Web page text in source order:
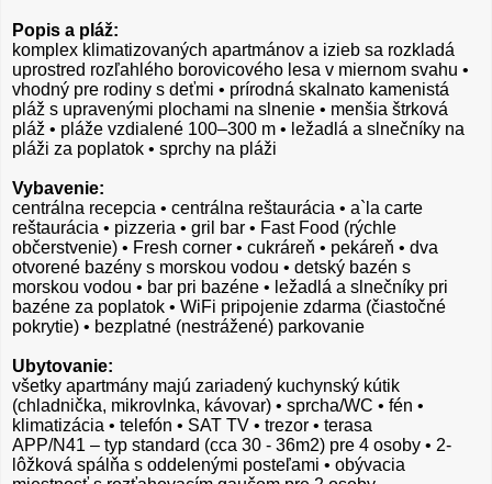
Popis a pláž:
komplex klimatizovaných apartmánov a izieb sa rozkladá
uprostred rozľahlého borovicového lesa v miernom svahu •
vhodný pre rodiny s deťmi • prírodná skalnato kamenistá
pláž s upravenými plochami na slnenie • menšia štrková
pláž • pláže vzdialené 100–300 m • ležadlá a slnečníky na
pláži za poplatok • sprchy na pláži
Vybavenie:
centrálna recepcia • centrálna reštaurácia • a`la carte
reštaurácia • pizzeria • gril bar • Fast Food (rýchle
občerstvenie) • Fresh corner • cukráreň • pekáreň • dva
otvorené bazény s morskou vodou • detský bazén s
morskou vodou • bar pri bazéne • ležadlá a slnečníky pri
bazéne za poplatok • WiFi pripojenie zdarma (čiastočné
pokrytie) • bezplatné (nestrážené) parkovanie
Ubytovanie:
všetky apartmány majú zariadený kuchynský kútik
(chladnička, mikrovlnka, kávovar) • sprcha/WC • fén •
klimatizácia • telefón • SAT TV • trezor • terasa
APP/N41 – typ standard (cca 30 - 36m2) pre 4 osoby • 2-
lôžková spálňa s oddelenými posteľami • obývacia